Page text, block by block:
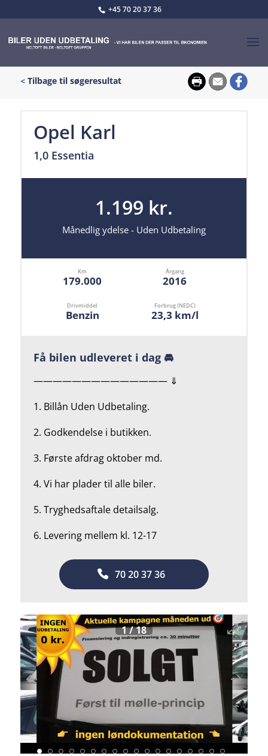
+45 70 20 37 36
< Tilbage til søgeresultat
1/18
Opel Karl
1,0 Essentia
1.199 kr.
Månedlig ydelse - Uden Udbetaling
Km
179.000
Årgang
2016
Drivmiddel
Benzin
Forbrug (NEDC)
23,3 km/l
Få bilen udleveret i dag 🚘
—————————————— ⇓
1. Billån Uden Udbetaling.
2. Godkendelse i butikken.
3. Første afdrag oktober md.
4. Vi har plader til alle biler.
5. Tryghedsaftale detailsalg.
6. Levering mellem kl. 12-17
70 20 37 36